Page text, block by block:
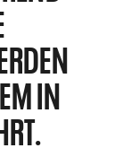
IN